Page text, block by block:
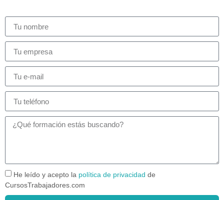
He leído y acepto la política de privacidad de
CursosTrabajadores.com